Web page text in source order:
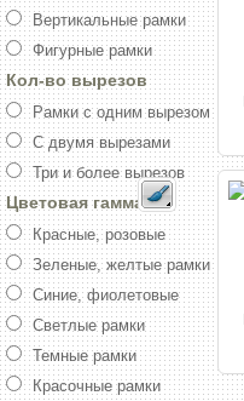
Вертикальные рамки
Фигурные рамки
Кол-во вырезов
Рамки с одним вырезом
С двумя вырезами
Три и более вырезов
Цветовая гамма
Красные, розовые
Зеленые, желтые рамки
Синие, фиолетовые
Светлые рамки
Темные рамки
Красочные рамки